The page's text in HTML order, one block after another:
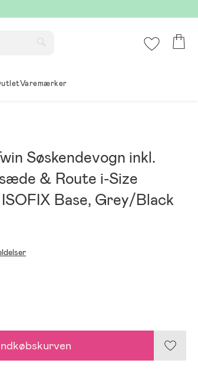
Varemærker
Søskendevogn inkl.
& Route i-Size
Base, Grey/Black